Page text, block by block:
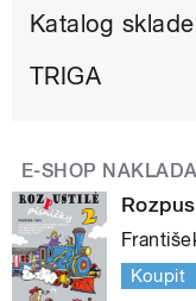
Katalog
TRIGA
E-SHOP
Koupit